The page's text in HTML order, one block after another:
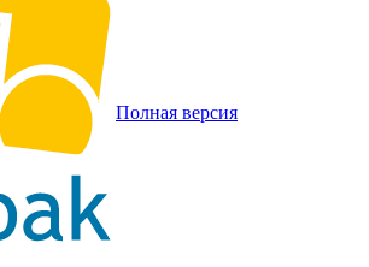
Полная версия